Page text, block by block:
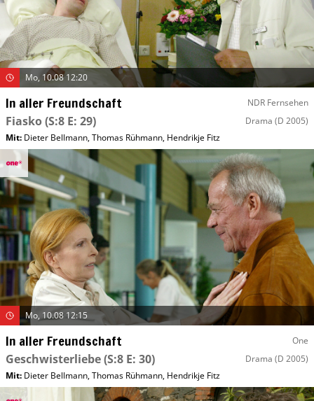
Mo, 10.08 12:20
In aller Freundschaft NDR Fernsehen
Fiasko(S:8 E: 29) Drama (D 2005)
Mit: Dieter Bellmann,Thomas Rühmann, Hendrikje Fitz
Mo, 10.08 12:15
In aller Freundschaft One
Geschwisterliebe(S:8 E: 30) Drama (D 2005)
Mit: Dieter Bellmann,Thomas Rühmann, Hendrikje Fitz